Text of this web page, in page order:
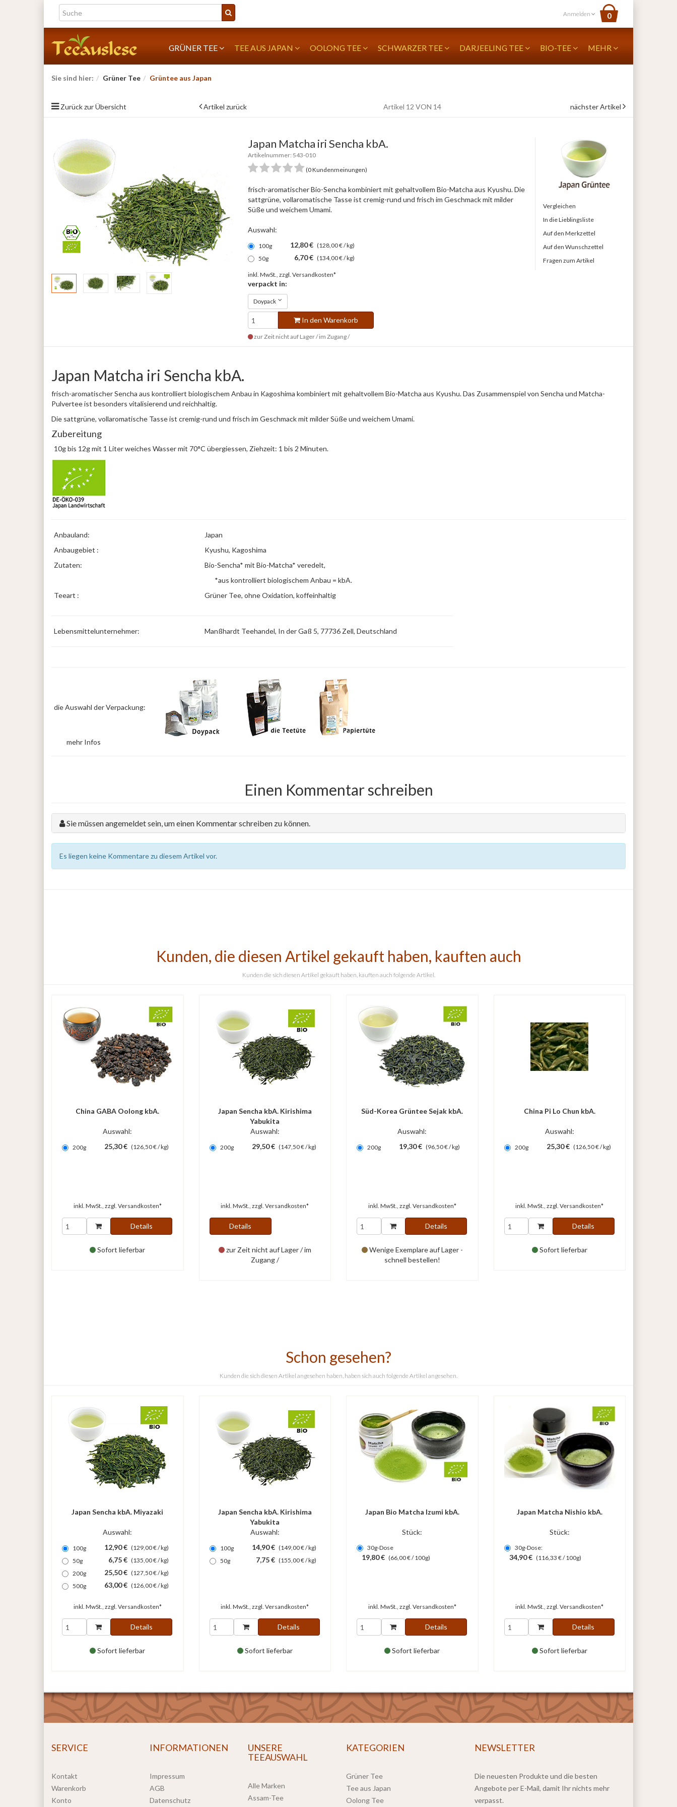
Anmelden 0
GRÜNER TEE TEE AUS JAPAN OOLONG TEE SCHWARZER TEE DARJEELING TEE BIO-TEE MEHR
Sie sind hier: Grüner Tee Grüntee aus Japan
Zurück zur Übersicht Artikel zurück Artikel 12 VON 14 nächster Artikel
Japan Matcha iri Sencha kbA.
Artikelnummer: 543-010
(0 Kundenmeinungen)
frisch-aromatischer Bio-Sencha kombiniert mit gehaltvollem Bio-Matcha aus Kyushu. Die
sattgrüne, vollaromatische Tasse ist cremig-rund und frisch im Geschmack mit milder
Süße und weichem Umami.
Auswahl:
100g 12,80 € (128,00 € / kg)
50g
6,70 € (134,00 € / kg)
inkl. MwSt., zzgl. Versandkosten*
verpackt in:
Doypack
In den Warenkorb
zur Zeit nicht auf Lager / im Zugang /
Vergleichen
In die Lieblingsliste
Auf den Merkzettel
Auf den Wunschzettel
Fragen zum Artikel
Japan Matcha iri Sencha kbA.
frisch-aromatischer Sencha aus kontrolliert biologischem Anbau in Kagoshima kombiniert mit gehaltvollem Bio-Matcha aus Kyushu. Das Zusammenspiel von Sencha und Matcha-
Pulvertee ist besonders vitalisierend und reichhaltig.
Die sattgrüne, vollaromatische Tasse ist cremig-rund und frisch im Geschmack mit milder Süße und weichem Umami.
Zubereitung
10g bis 12g mit 1 Liter weiches Wasser mit 70°C übergiessen, Ziehzeit: 1 bis 2 Minuten.
Anbauland:
Japan
Anbaugebiet :
Kyushu, Kagoshima
Zutaten:
Bio-Sencha* mit Bio-Matcha* veredelt,
*aus kontrolliert biologischem Anbau = kbA.
Teeart :
Grüner Tee, ohne Oxidation, koffeinhaltig
Lebensmittelunternehmer: Manßhardt Teehandel, In der Gaß 5, 77736 Zell, Deutschland
die Auswahl der Verpackung:
mehr Infos
Einen Kommentar schreiben
Sie müssen angemeldet sein, um einen Kommentar schreiben zu können.
Es liegen keine Kommentare zu diesem Artikel vor.
Kunden, die diesen Artikel gekauft haben, kauften auch
Kunden die sich diesen Artikel gekauft haben, kauften auch folgende Artikel.
China GABA Oolong kbA.
Auswahl:
200g 25,30 € (126,50 € / kg)
inkl. MwSt., zzgl. Versandkosten*
Details
Sofort lieferbar
Japan Sencha kbA. Kirishima
Yabukita
Auswahl:
200g 29,50 € (147,50 € / kg)
inkl. MwSt., zzgl.Versandkosten*
Details
zur Zeit nicht auf Lager / im
Zugang /
Süd-Korea Grüntee Sejak kbA.
Auswahl:
200g 19,30 € (96,50 € / kg)
inkl. MwSt., zzgl. Versandkosten*
Details
Wenige Exemplare auf Lager -
schnell bestellen!
China Pi Lo Chun kbA.
Auswahl:
200g 25,30 € (126,50 € / kg)
inkl. MwSt., zzgl.Versandkosten*
Details
Sofort lieferbar
Schon gesehen?
Kunden die sich diesen Artikel angesehen haben, haben sich auch folgende Artikel angesehen.
Japan Sencha kbA. Miyazaki
Auswahl:
100g 12,90 € (129,00 € / kg)
50g
6,75 € (135,00 € / kg)
200g
25,50 € (127,50 € / kg)
500g
63,00 € (126,00 € / kg)
inkl. MwSt., zzgl. Versandkosten*
Details
Sofort lieferbar
Japan Sencha kbA. Kirishima
Yabukita
Auswahl:
100g 14,90 € (149,00 € / kg)
50g
7,75 € (155,00 € / kg)
inkl. MwSt., zzgl.Versandkosten*
Details
Sofort lieferbar
Japan Bio Matcha Izumi kbA.
Stück:
30g-Dose
19,80 € (66,00 € / 100g)
inkl. MwSt., zzgl. Versandkosten*
Details
Sofort lieferbar
Japan Matcha Nishio kbA.
Stück:
30g-Dose:
34,90 € (116,33 € / 100g)
inkl. MwSt., zzgl.Versandkosten*
Details
Sofort lieferbar
SERVICE
Kontakt
Warenkorb
Konto
INFORMATIONEN
Impressum
AGB
Datenschutz
UNSERE
TEEAUSWAHL
Alle Marken
Assam-Tee
KATEGORIEN
Grüner Tee
Tee aus Japan
Oolong Tee
NEWSLETTER
Die neuesten Produkte und die besten
Angebote per E-Mail, damit Ihr nichts mehr
verpasst.